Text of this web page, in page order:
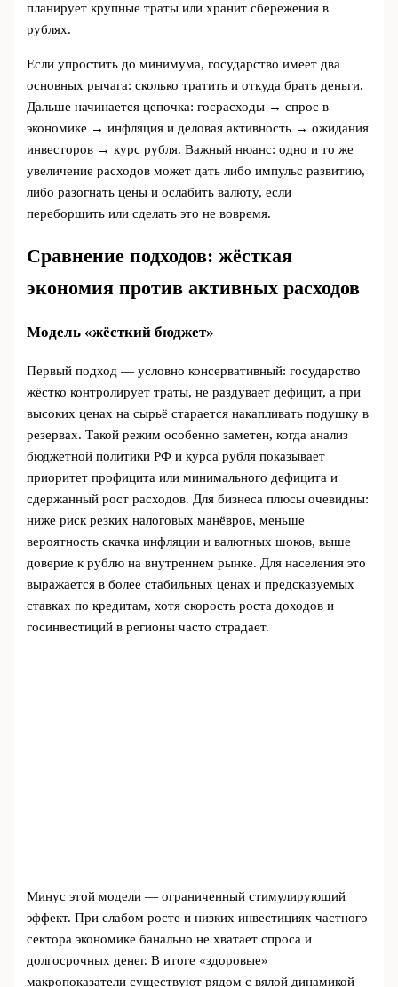
планирует крупные траты или хранит сбережения в
рублях.
Если упростить до минимума, государство имеет два
основных рычага: сколько тратить и откуда брать деньги.
Дальше начинается цепочка: госрасходы → спрос в
экономике → инфляция и деловая активность → ожидания
инвесторов → курс рубля. Важный нюанс: одно и то же
увеличение расходов может дать либо импульс развитию,
либо разогнать цены и ослабить валюту, если
переборщить или сделать это не вовремя.
Сравнение подходов: жёсткая
экономия против активных расходов
Модель «жёсткий бюджет»
Первый подход — условно консервативный: государство
жёстко контролирует траты, не раздувает дефицит, а при
высоких ценах на сырьё старается накапливать подушку в
резервах. Такой режим особенно заметен, когда анализ
бюджетной политики РФ и курса рубля показывает
приоритет профицита или минимального дефицита и
сдержанный рост расходов. Для бизнеса плюсы очевидны:
ниже риск резких налоговых манёвров, меньше
вероятность скачка инфляции и валютных шоков, выше
доверие к рублю на внутреннем рынке. Для населения это
выражается в более стабильных ценах и предсказуемых
ставках по кредитам, хотя скорость роста доходов и
госинвестиций в регионы часто страдает.
Минус этой модели — ограниченный стимулирующий
эффект. При слабом росте и низких инвестициях частного
сектора экономике банально не хватает спроса и
долгосрочных денег. В итоге «здоровые»
макропоказатели существуют рядом с вялой динамикой